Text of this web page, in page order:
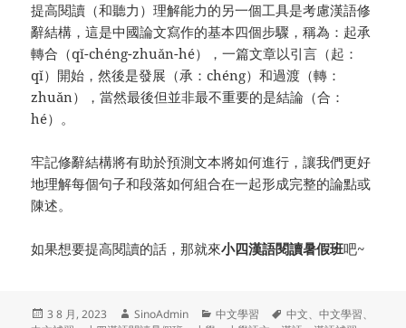
提高閱讀（和聽力）理解能力的另一個工具是考慮漢語修
辭結構，這是中國論文寫作的基本四個步驟，稱為：起承
轉合（qǐ-chéng-zhuǎn-hé），一篇文章以引言（起：
qǐ）開始，然後是發展（承：chéng）和過渡（轉：
zhuǎn），當然最後但並非最不重要的是結論（合：
hé）。
牢記修辭結構將有助於預測文本將如何進行，讓我們更好
地理解每個句子和段落如何組合在一起形成完整的論點或
陳述。
如果想要提高閱讀的話，那就來小四漢語閱讀暑假班吧~
发
3 8 月, 2023
作
SinoAdmin
分
中文學習
标
中文、中文學習、